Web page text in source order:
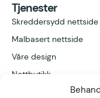
Tjenester
Skreddersydd nettside
Malbasert nettside
Våre design
Nettbutikk